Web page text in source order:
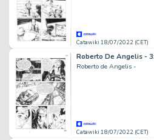
Catawiki 18/07/2022 (CET)
Roberto de Angelis -
Catawiki 18/07/2022 (CET)